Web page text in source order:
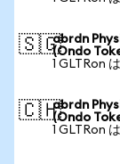
🇸🇬abrdn
(Ondo
1 GLTRon
🇨🇭abrdn
(Ondo
1 GLTRon